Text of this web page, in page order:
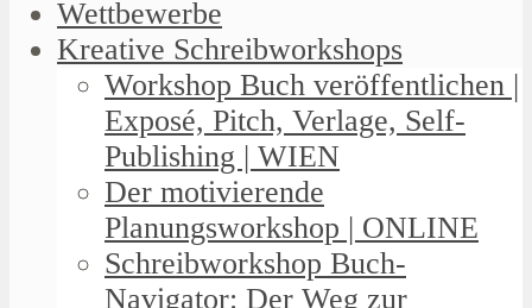
Wettbewerbe
Kreative Schreibworkshops
Workshop Buch veröffentlichen |
Exposé, Pitch, Verlage, Self-
Publishing | WIEN
Der motivierende
Planungsworkshop | ONLINE
Schreibworkshop Buch-
Navigator: Der Weg zur